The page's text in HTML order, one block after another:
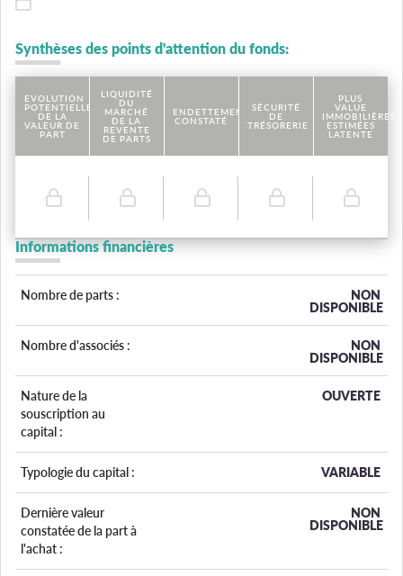
Synthèses des points d'attention du fonds:
EVOLUTION
POTENTIELLE
DE LA
VALEUR DE
PART
LIQUIDITÉ
DU
MARCHÉ
DE LA
REVENTE
DE PARTS
ENDETTEMENT
CONSTATÉ
SÉCURITÉ
DE
TRÉSORERIE
PLUS
VALUE
IMMOBILIÈRES
ESTIMÉES
LATENTE
Informations financières
Nombre de parts :
NON
DISPONIBLE
Nombre d'associés :
NON
DISPONIBLE
Nature de la
souscription au
capital :
OUVERTE
Typologie du capital : VARIABLE
Dernière valeur
constatée de la part à
l'achat :
NON
DISPONIBLE